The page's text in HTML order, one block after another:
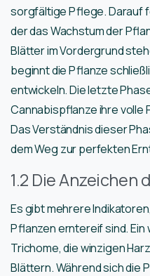
sorgfältige Pflege. Darauf
der das Wachstum der
Blätter im Vordergrund
beginnt die Pflanze
entwickeln. Die letzte
Cannabispflanze ihre volle
Das Verständnis dieser
dem Weg zur perfekten
1.2 Die Anzeichen
Es gibt mehrere
Pflanzen erntereif sind. Ein
Trichome, die winzigen
Blättern. Während sich die